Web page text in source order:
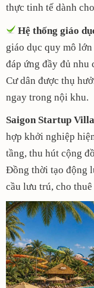
thực tinh tế dành
Hệ thống giáo
giáo dục quy mô
đáp ứng đầy đủ nhu
Cư dân được thụ
ngay trong nội khu.
Saigon Startup
hợp khởi nghiệp
tầng, thu hút cộng
Đồng thời tạo động
cầu lưu trú, cho